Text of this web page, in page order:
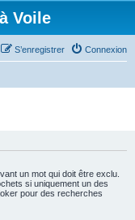
Voile
Connexion
S’enregistrer
un mot qui doit être exclu.
si uniquement un des
pour des recherches